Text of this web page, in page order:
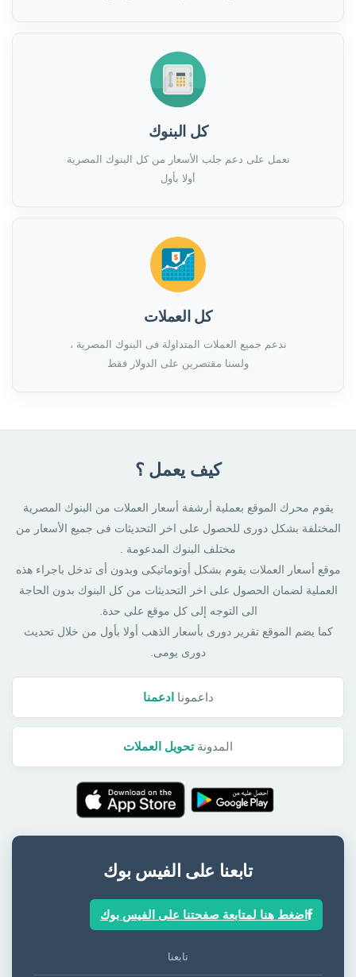
كل البنوك
نعمل على دعم جلب الأسعار من كل البنوك المصرية
أولا بأول
كل العملات
ندعم جميع العملات المتداولة فى البنوك المصرية ،
ولسنا مقتصرين على الدولار فقط
كيف يعمل ؟
يقوم محرك الموقع بعملية أرشفة أسعار العملات من البنوك المصرية
المختلفة بشكل دورى للحصول على اخر التحديثات فى جميع الأسعار من
مختلف البنوك المدعومة .
موقع أسعار العملات يقوم بشكل أوتوماتيكى وبدون أى تدخل باجراء هذه
العملية لضمان الحصول على اخر التحديثات من كل البنوك بدون الحاجة
الى التوجه إلى كل موقع على حدة.
كما يضم الموقع تقرير دورى بأسعار الذهب أولا بأول من خلال تحديث
دورى يومى.
داعمونا ادعمنا
المدونةتحويل العملات
تابعنا على الفيس بوك
اضغط هنا لمتابعة صفحتنا على الفيس بوك
تابعنا